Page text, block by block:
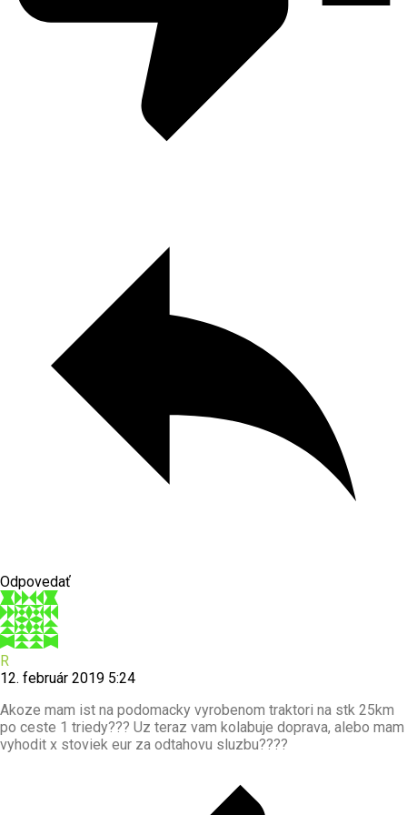
Odpovedať
R
12. február 2019 5:24
Akoze mam ist na podomacky vyrobenom traktori na stk 25km
po ceste 1 triedy??? Uz teraz vam kolabuje doprava, alebo mam
vyhodit x stoviek eur za odtahovu sluzbu????